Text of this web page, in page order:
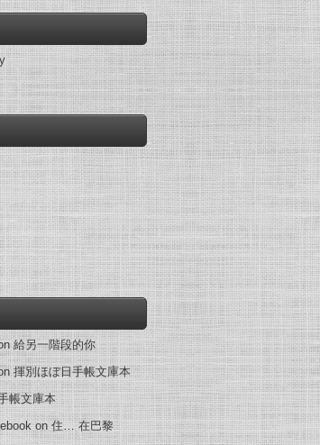
給另一階段的你
揮別ほぼ日手帳文庫本
帳文庫本
on住… 在巴黎